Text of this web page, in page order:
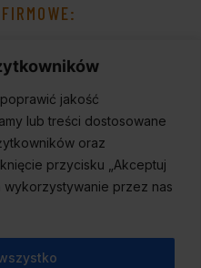
jakość
lub treści dostosowane
oraz
przycisku „Akceptuj
przez nas